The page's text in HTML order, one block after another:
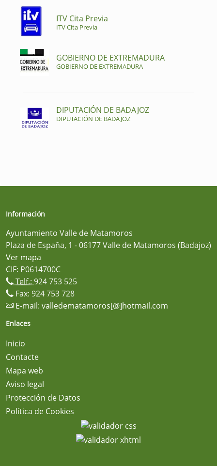
ITV Cita Previa
ITV Cita Previa
GOBIERNO DE EXTREMADURA
GOBIERNO DE EXTREMADURA
DIPUTACIÓN DE BADAJOZ
DIPUTACIÓN DE BADAJOZ
Información
Ayuntamiento Valle de Matamoros
Plaza de España, 1 - 06177 Valle de Matamoros (Badajoz)
Ver mapa
CIF: P0614700C
Telf.: 924 753 525
Fax: 924 753 728
E-mail: valledematamoros[@]hotmail.com
Enlaces
Inicio
Contacte
Mapa web
Aviso legal
Protección de Datos
Política de Cookies